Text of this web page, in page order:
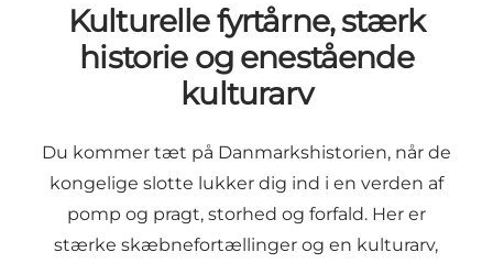
Kulturelle fyrtårne, stærk
historie og enestående
kulturarv
Du kommer tæt på Danmarkshistorien, når de
kongelige slotte lukker dig ind i en verden af
pomp og pragt, storhed og forfald. Her er
stærke skæbnefortællinger og en kulturarv,